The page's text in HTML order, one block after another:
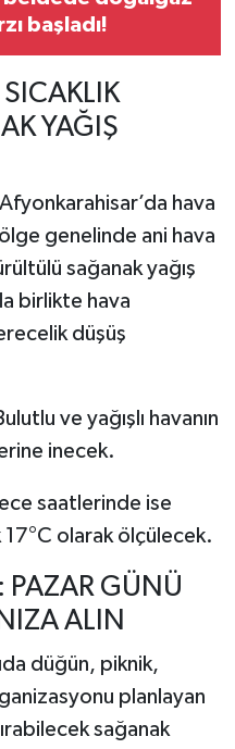
başladı!
YAĞIŞ
hava
genelinde ani hava
sağanak yağış
birlikte hava
düşüş
ve yağışlı havanın
inecek.
saatlerinde ise
17°C olarak ölçülecek.
PAZAR GÜNÜ
ALIN
düğün, piknik,
planlayan
sağanak